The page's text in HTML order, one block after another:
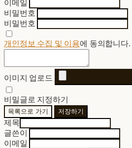
이메일
비밀번호
비밀번호
개인정보 수집 및 이용에 동의합니다.
이미지 업로드
비밀글로 지정하기
목록으로 가기 저장하기
제목
글쓴이
이메일